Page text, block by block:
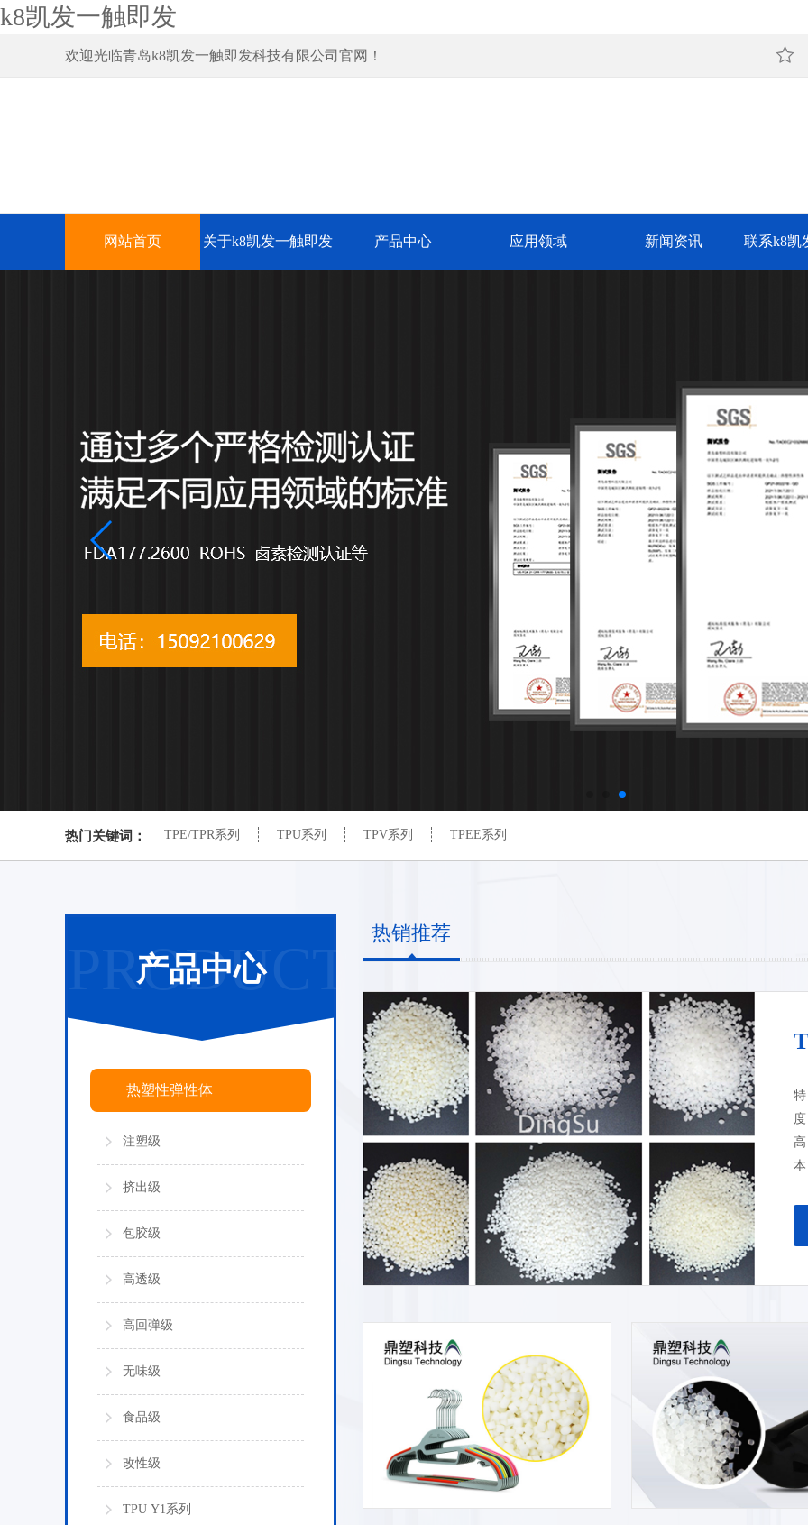
k8凯发一触即发
欢迎光临青岛k8凯发一触即发科技有限公司官网！
网站首页 关于k8凯发一触即发 产品中心 应用领域 新闻资讯 联系k8凯
热门关键词： TPE/TPR系列 TPU系列 TPV系列 TPEE系列
PRODUCT
产品中心
热塑性弹性体
注塑级
挤出级
包胶级
高透级
高回弹级
无味级
食品级
改性级
TPU Y1系列
热销推荐